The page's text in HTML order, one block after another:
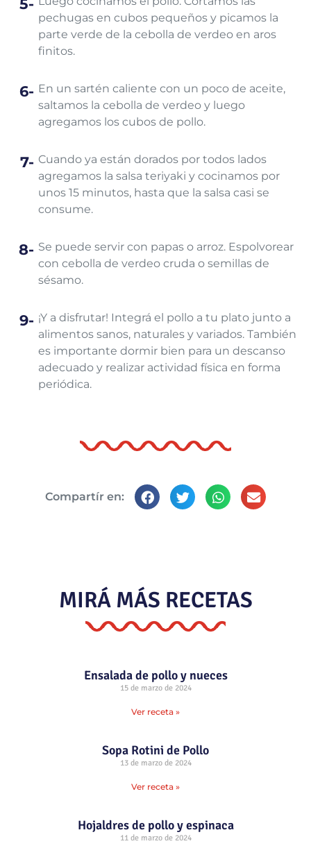
pechugas en cubos pequeños y picamos la
parte verde de la cebolla de verdeo en aros
finitos.
En un sartén caliente con un poco de aceite,
saltamos la cebolla de verdeo y luego
agregamos los cubos de pollo.
Cuando ya están dorados por todos lados
agregamos la salsa teriyaki y cocinamos por
unos 15 minutos, hasta que la salsa casi se
consume.
Se puede servir con papas o arroz. Espolvorear
con cebolla de verdeo cruda o semillas de
sésamo.
¡Y a disfrutar! Integrá el pollo a tu plato junto a
alimentos sanos​, naturales ​y variados.​ También
es importante dormir bien para un descanso
adecuado y realizar actividad física en forma
periódica.
Compartír en:
MIRÁ MÁS RECETAS
Ensalada de pollo y nueces
15 de marzo de 2024
Ver receta »
Sopa Rotini de Pollo
13 de marzo de 2024
Ver receta »
Hojaldres de pollo y espinaca
11 de marzo de 2024